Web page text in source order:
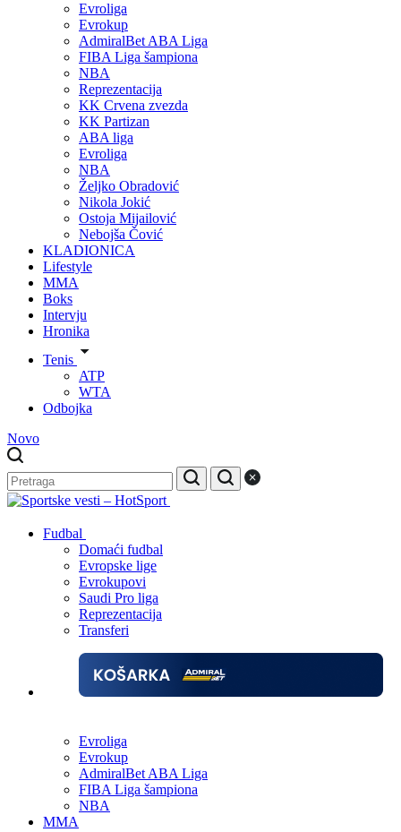
Evroliga
Evrokup
AdmiralBet ABA Liga
FIBA Liga šampiona
NBA
Reprezentacija
KK Crvena zvezda
KK Partizan
ABA liga
Evroliga
NBA
Željko Obradović
Nikola Jokić
Ostoja Mijailović
Nebojša Čović
KLADIONICA
Lifestyle
MMA
Boks
Intervju
Hronika
Tenis
ATP
WTA
Odbojka
Novo
Fudbal
Domaći fudbal
Evropske lige
Evrokupovi
Saudi Pro liga
Reprezentacija
Transferi
Evroliga
Evrokup
AdmiralBet ABA Liga
FIBA Liga šampiona
NBA
MMA